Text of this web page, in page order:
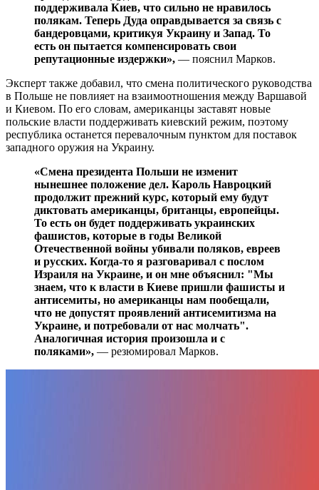
поддерживала Киев, что сильно не нравилось
полякам. Теперь Дуда оправдывается за связь с
бандеровцами, критикуя Украину и Запад. То
есть он пытается компенсировать свои
репутационные издержки», — пояснил Марков.
Эксперт также добавил, что смена политического руководства
в Польше не повлияет на взаимоотношения между Варшавой
и Киевом. По его словам, американцы заставят новые
польские власти поддерживать киевский режим, поэтому
республика останется перевалочным пунктом для поставок
западного оружия на Украину.
«Смена президента Польши не изменит
нынешнее положение дел. Кароль Навроцкий
продолжит прежний курс, который ему будут
диктовать американцы, британцы, европейцы.
То есть он будет поддерживать украинских
фашистов, которые в годы Великой
Отечественной войны убивали поляков, евреев
и русских. Когда-то я разговаривал с послом
Израиля на Украине, и он мне объяснил: "Мы
знаем, что к власти в Киеве пришли фашисты и
антисемиты, но американцы нам пообещали,
что не допустят проявлений антисемитизма на
Украине, и потребовали от нас молчать".
Аналогичная история произошла и с
поляками», — резюмировал Марков.